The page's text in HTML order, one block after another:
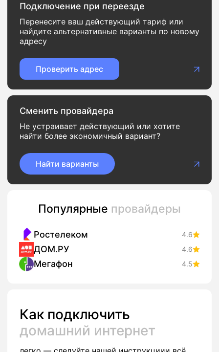
Подключение при переезде
Перенесите ваш действующий тариф или
найдите альтернативные варианты по новому
адресу
Проверить адрес
Сменить провайдера
Не устраивает действующий или хотите
найти более экономичный вариант?
Найти варианты
Популярные провайдеры
Ростелеком 4.6
ДОМ.РУ 4.6
Мегафон 4.5
Как подключить
домашний интернет